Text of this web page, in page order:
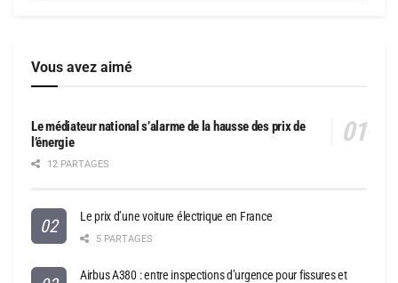
Vous avez aimé
Le médiateur national s’alarme de la hausse des prix de
l’énergie
12 PARTAGES
Le prix d’une voiture électrique en France
5 PARTAGES
Airbus A380 : entre inspections d’urgence pour fissures et